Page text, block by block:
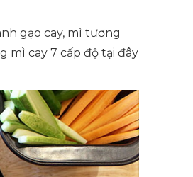
gạo cay, mì tương
mì cay 7 cấp độ tại đây